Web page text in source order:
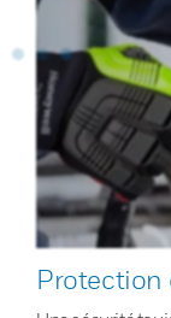
Protection